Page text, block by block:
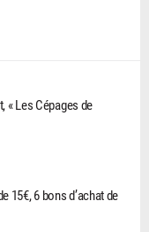
« Les Cépages de
15€, 6 bons d’achat de